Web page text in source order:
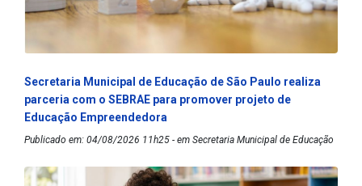
Secretaria Municipal de Educação de São Paulo realiza
parceria com o SEBRAE para promover projeto de
Educação Empreendedora
Publicado em: 04/08/2026 11h25 - em Secretaria Municipal de Educação